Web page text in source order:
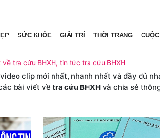
SỨC KHỎE GIẢI TRÍ THỜI TRANG
tra cứu BHXH, tin tức tra cứu BHXH
clip mới nhất, nhanh nhất và đầy đủ
bài viết về tra cứu BHXH và chia sẻ